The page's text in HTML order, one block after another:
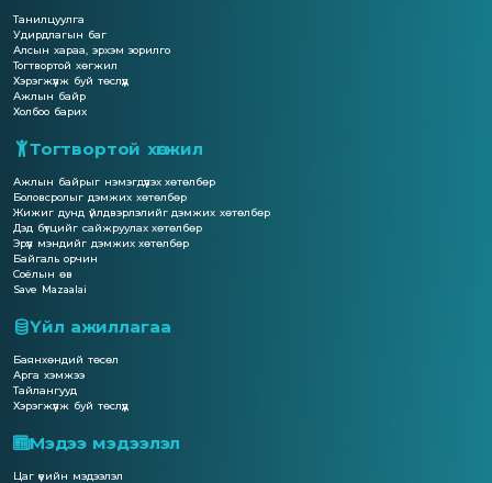
Танилцуулга
Удирдлагын баг
Алсын хараа, эрхэм зорилго
Тогтвортой хөгжил
Хэрэгжүүлж буй төслүүд
Ажлын байр
Холбоо барих
Тогтвортой хөгжил
Ажлын байрыг нэмэгдүүлэх хөтөлбөр
Боловсролыг дэмжих хөтөлбөр
Жижиг дунд үйлдвэрлэлийг дэмжих хөтөлбөр
Дэд бүтцийг сайжруулах хөтөлбөр
Эрүүл мэндийг дэмжих хөтөлбөр
Байгаль орчин
Соёлын өв
Save Mazaalai
Үйл ажиллагаа
Баянхөндий төсөл
Арга хэмжээ
Тайлангууд
Хэрэгжүүлж буй төслүүд
Мэдээ мэдээлэл
Цаг үеийн мэдээлэл